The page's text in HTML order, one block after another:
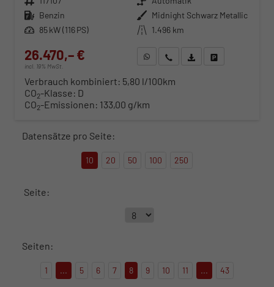
Kraftstoff Benzin Außenfarbe Midnight Schwarz Metallic
Leistung 85 kW (116 PS) Kilometerstand 1.496 km
26.470,– €
incl. 19% MwSt.
WhatsApp anfragen
Wir rufen Sie anFahrzeugexposé (PDF)
Verbrauch kombiniert: 5,80 l/100km
CO2-Klasse: D
CO2-Emissionen: 133,00 g/km
Datensätze pro Seite:
10 20 50 100 250
Seite:
Seiten:
1 ... 5 6 7 8 9 10 11 ... 43